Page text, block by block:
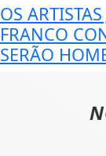
OS
FRANCO
SERÃO